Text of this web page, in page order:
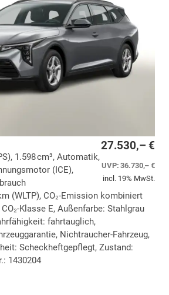
27.530,– €
UVP:36.730,– €
incl. 19% MwSt.
1.598 cm³, Automatik,
(ICE),
(WLTP), CO₂-Emission kombiniert
Klasse E, Außenfarbe: Stahlgrau
fahrtauglich,
Nichtraucher-Fahrzeug,
Scheckheftgepflegt, Zustand:
1430204
drucken